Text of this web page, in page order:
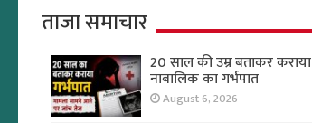
ताजा समाचार
20 साल की उम्र बताकर कराया
नाबालिक का गर्भपात
August 6, 2026